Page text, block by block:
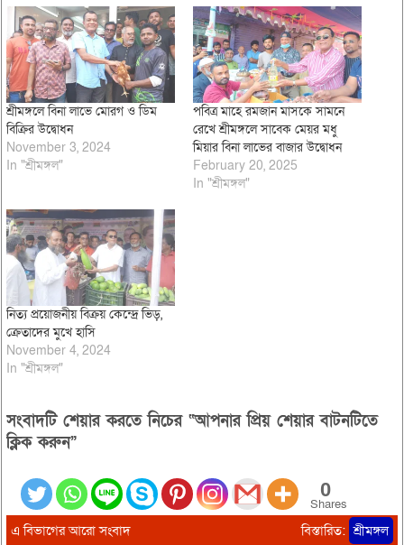
শ্রীমঙ্গলে বিনা লাভে মোরগ ও ডিম
বিক্রির উদ্বোধন
November 3, 2024
In "শ্রীমঙ্গল"
পবিত্র মাহে রমজান মাসকে সামনে
রেখে শ্রীমঙ্গলে সাবেক মেয়র মধু
মিয়ার বিনা লাভের বাজার উদ্বোধন
February 20, 2025
In "শ্রীমঙ্গল"
নিত্য প্রয়োজনীয় বিক্রয় কেন্দ্রে ভিড়,
ক্রেতাদের মুখে হাসি
November 4, 2024
In "শ্রীমঙ্গল"
সংবাদটি শেয়ার করতে নিচের “আপনার প্রিয় শেয়ার বাটনটিতে
ক্লিক করুন”
0
Shares
এ বিভাগের আরো সংবাদ বিস্তারিত: শ্রীমঙ্গল